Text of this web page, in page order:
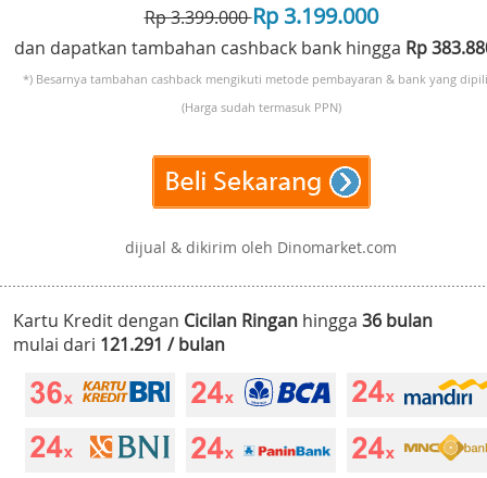
Rp 3.399.000Rp 3.199.000
dan dapatkan tambahan cashback bank hingga Rp
*) Besarnya tambahan cashback mengikuti metode pembayaran & bank yang
(Harga sudah termasuk PPN)
dijual & dikirim oleh Dinomarket.com
Kartu Kredit dengan Cicilan Ringan hingga 36 bulan
mulai dari 121.291 / bulan